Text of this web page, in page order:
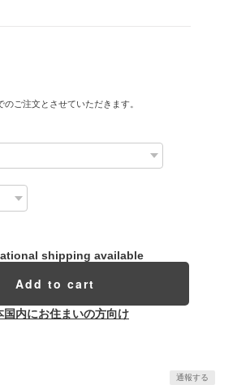
ご注文とさせていただきます。
shipping available
Add to cart
国内にお住まいの方向け
通報する